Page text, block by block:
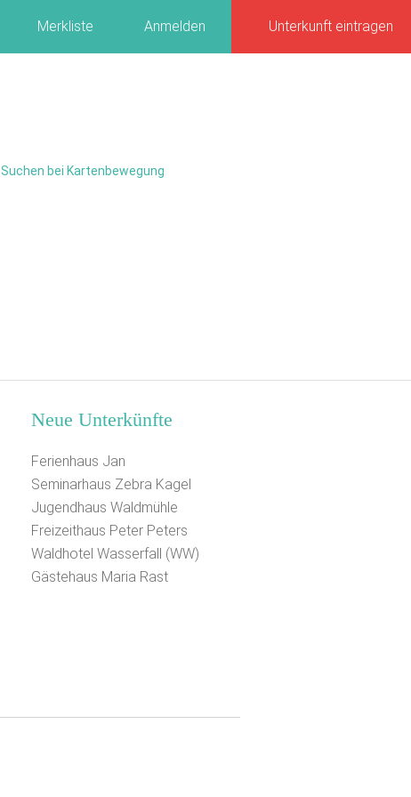
Merkliste Anmelden Unterkunft eintragen
Suchen bei Kartenbewegung
Neue Unterkünfte
Ferienhaus Jan
Seminarhaus Zebra Kagel
Jugendhaus Waldmühle
Freizeithaus Peter Peters
Waldhotel Wasserfall (WW)
Gästehaus Maria Rast